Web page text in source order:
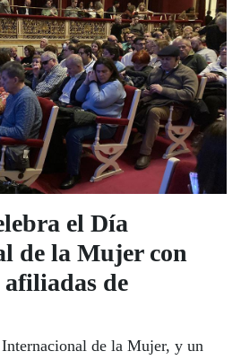
para la Movilidad Segura
el Día
de la Mujer con
afiliadas de
de la Mujer, y un